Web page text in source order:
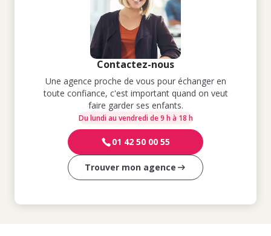
Contactez-nous
Une agence proche de vous pour échanger en
toute confiance, c'est important quand on veut
faire garder ses enfants.
Du lundi au vendredi de 9 h à 18 h
01 42 50 00 55
Trouver mon agence